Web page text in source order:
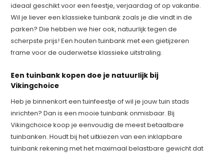
ideaal geschikt voor een feestje, verjaardag of op vakantie.
Wil je liever een klassieke tuinbank zoals je die vindt in de
parken? Die hebben we hier ook, natuurlijk tegen de
scherpste prijs! Een houten tuinbank met een gietijzeren
frame voor de ouderwetse klassieke uitstraling.
Een tuinbank kopen doe je natuurlijk bij
Vikingchoice
Heb je binnenkort een tuinfeestje of wil je jouw tuin stads
inrichten? Dan is een mooie tuinbank onmisbaar. Bij
Vikingchoice koop je eenvoudig de meest betaalbare
tuinbanken. Houdt bij het uitkiezen van een inklapbare
tuinbank rekening met het maximaal belastbare gewicht dat